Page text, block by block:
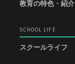
教育の特色・紹介
SCHOOL LIFE
スクールライフ